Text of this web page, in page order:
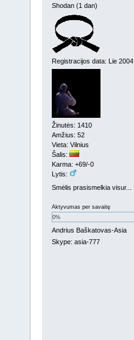
Shodan (1 dan)
Registracijos data: Lie 2004
Žinutės: 1410
Amžius: 52
Vieta: Vilnius
Šalis:
Karma: +69/-0
Lytis:
Smėlis prasismelkia visur...
Aktyvumas per savaitę
0%
Andrius Baškatovas-Asia
Skype: asia-777